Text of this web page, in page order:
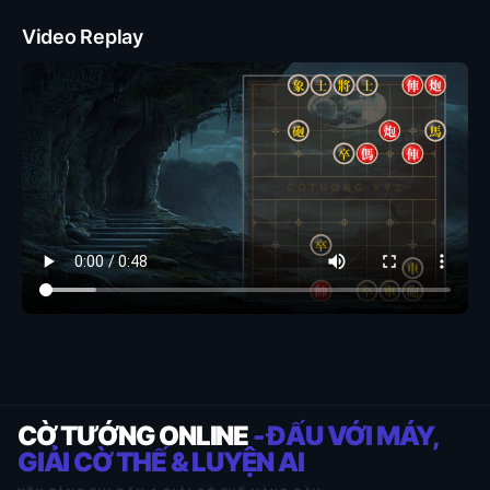
Video Replay
CỜ TƯỚNG ONLINE- ĐẤU VỚI MÁY,
GIẢI CỜ THẾ & LUYỆN AI